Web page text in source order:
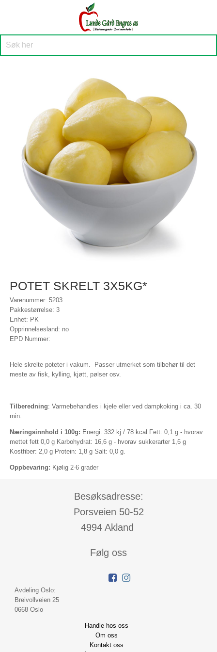
POTET SKRELT 3X5KG*
Varenummer: 5203
Pakkestørrelse: 3
Enhet: PK
Opprinnelsesland: no
EPD Nummer:
Hele skrelte poteter i vakum. Passer utmerket som tilbehør til det
meste av fisk, kylling, kjøtt, pølser osv.
Tilberedning: Varmebehandles i kjele eller ved dampkoking i ca. 30
min.
Næringsinnhold i 100g: Energi: 332 kj / 78 kcal Fett: 0,1 g - hvorav
mettet fett 0,0 g Karbohydrat: 16,6 g - hvorav sukkerarter 1,6 g
Kostfiber: 2,0 g Protein: 1,8 g Salt: 0,0 g.
Oppbevaring: Kjølig 2-6 grader
Besøksadresse:
Porsveien 50-52
4994 Akland
Følg oss
Avdeling Oslo:
Breivollveien 25
0668 Oslo
Handle hos oss
Om oss
Kontakt oss